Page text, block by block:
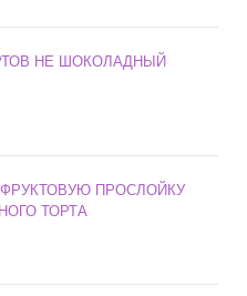
НЕ ШОКОЛАДНЫЙ
ПРОСЛОЙКУ
ТОРТА